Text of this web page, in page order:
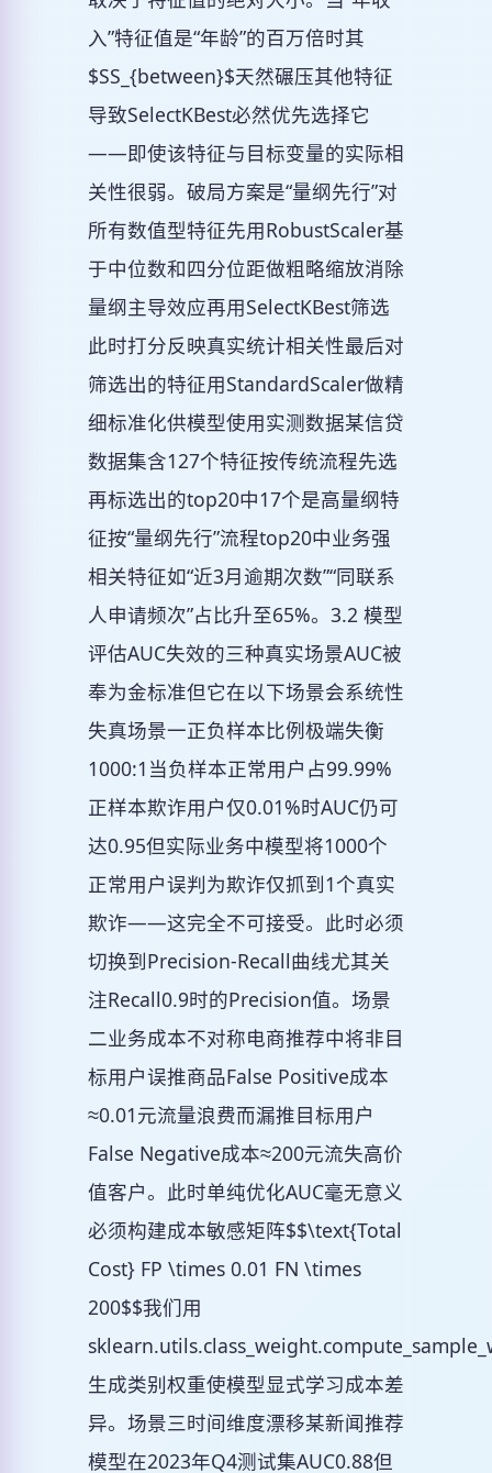
入”特征值是“年龄”的百万倍时其
$SS_{between}$天然碾压其他特征
导致SelectKBest必然优先选择它
——即使该特征与目标变量的实际相
关性很弱。破局方案是“量纲先行”对
所有数值型特征先用RobustScaler基
于中位数和四分位距做粗略缩放消除
量纲主导效应再用SelectKBest筛选
此时打分反映真实统计相关性最后对
筛选出的特征用StandardScaler做精
细标准化供模型使用实测数据某信贷
数据集含127个特征按传统流程先选
再标选出的top20中17个是高量纲特
征按“量纲先行”流程top20中业务强
相关特征如“近3月逾期次数”“同联系
人申请频次”占比升至65%。3.2 模型
评估AUC失效的三种真实场景AUC被
奉为金标准但它在以下场景会系统性
失真场景一正负样本比例极端失衡
1000:1当负样本正常用户占99.99%
正样本欺诈用户仅0.01%时AUC仍可
达0.95但实际业务中模型将1000个
正常用户误判为欺诈仅抓到1个真实
欺诈——这完全不可接受。此时必须
切换到Precision-Recall曲线尤其关
注Recall0.9时的Precision值。场景
二业务成本不对称电商推荐中将非目
标用户误推商品False Positive成本
≈0.01元流量浪费而漏推目标用户
False Negative成本≈200元流失高价
值客户。此时单纯优化AUC毫无意义
必须构建成本敏感矩阵$$\text{Total
Cost} FP \times 0.01 FN \times
200$$我们用
生成类别权重使模型显式学习成本差
异。场景三时间维度漂移某新闻推荐
模型在2023年Q4测试集AUC0.88但